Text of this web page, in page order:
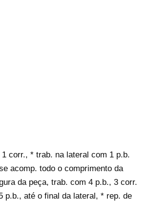
corr., * trab. na lateral com 1 p.b.
acomp. todo o comprimento da
da peça, trab. com 4 p.b., 3 corr.
p.b., até o final da lateral, * rep. de